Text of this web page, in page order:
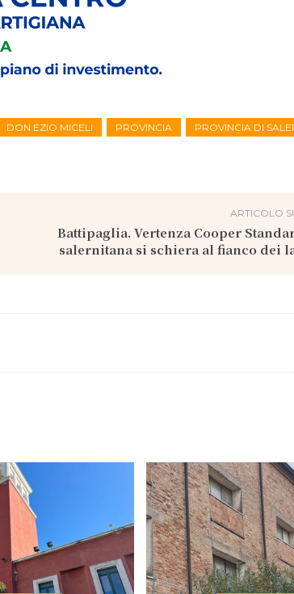
DON EZIO MICELI PROVINCIA
PROVINCIA DI
ARTICOLO
Battipaglia. Vertenza Cooper
salernitana si schiera al fianco dei